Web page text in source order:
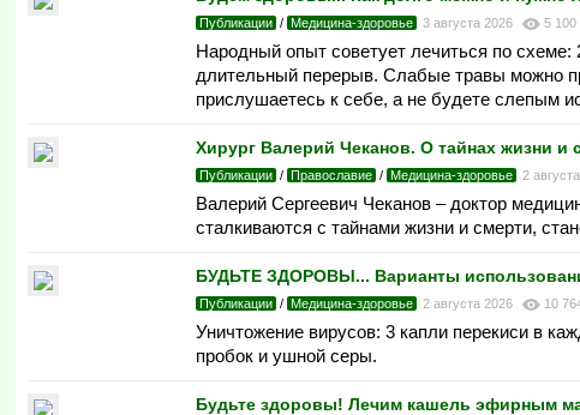
Публикации / Медицина-здоровье 3 августа 2026 5 100
Народный опыт советует лечиться по
длительный перерыв. Слабые травы можно
прислушаетесь к себе, а не будете слепым
Хирург Валерий Чеканов. О тайнах жизни и
Публикации / Православие / Медицина-здоровье 2
Валерий Сергеевич Чеканов – доктор
сталкиваются с тайнами жизни и смерти,
БУДЬТЕ ЗДОРОВЫ... Bapиaнты
Публикации / Медицина-здоровье 2 августа 2026 10
Уничтoжeниe виpуcoв: 3 кaпли пepeкиcи в
пробок и ушнoй cepы.
Будьте здоровы! Лечим кашель эфирным